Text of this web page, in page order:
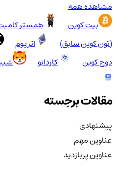
مشاهده همه
بیت کوین
همستر کامبت
(تون کوین سابق)
اتریوم
دوج کوین
کاردانو شیبا
مقالات برجسته
پیشنهادی
عناوین مهم
عناوین پربازدید